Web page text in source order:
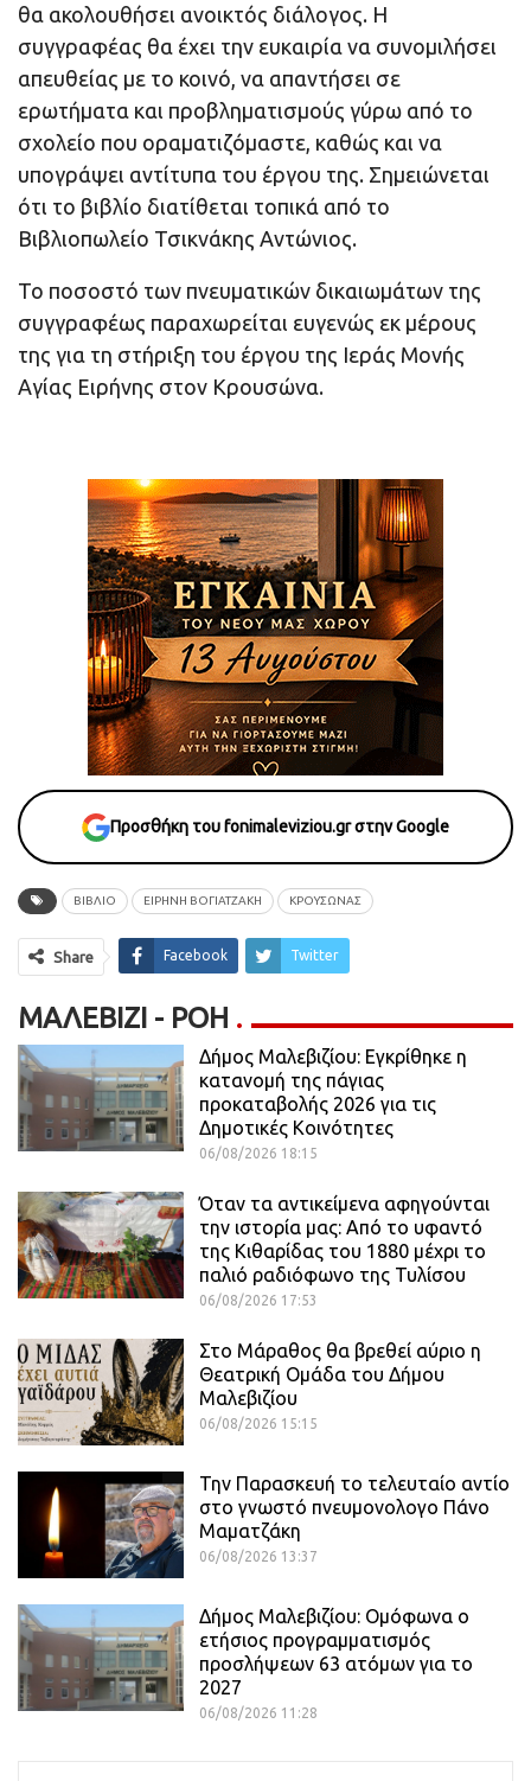
θα ακολουθήσει ανοικτός διάλογος. Η
συγγραφέας θα έχει την ευκαιρία να συνομιλήσει
απευθείας με το κοινό, να απαντήσει σε
ερωτήματα και προβληματισμούς γύρω από το
σχολείο που οραματιζόμαστε, καθώς και να
υπογράψει αντίτυπα του έργου της. Σημειώνεται
ότι το βιβλίο διατίθεται τοπικά από το
Βιβλιοπωλείο Τσικνάκης Αντώνιος.
Το ποσοστό των πνευματικών δικαιωμάτων της
συγγραφέως παραχωρείται ευγενώς εκ μέρους
της για τη στήριξη του έργου της Ιεράς Μονής
Αγίας Ειρήνης στον Κρουσώνα.
Προσθήκη του fonimaleviziou.gr στην Google
ΒΙΒΛΙΟ ΕΙΡΗΝΗ ΒΟΓΙΑΤΖΑΚΗ ΚΡΟΥΣΩΝΑΣ
Share Facebook Twitter
ΜΑΛΕΒΊΖΙ - ΡΟΗ
Δήμος Μαλεβιζίου: Εγκρίθηκε η
κατανομή της πάγιας
προκαταβολής 2026 για τις
Δημοτικές Κοινότητες
06/08/2026 18:15
Όταν τα αντικείμενα αφηγούνται
την ιστορία μας: Από το υφαντό
της Κιθαρίδας του 1880 μέχρι το
παλιό ραδιόφωνο της Τυλίσου
06/08/2026 17:53
Στο Μάραθος θα βρεθεί αύριο η
Θεατρική Ομάδα του Δήμου
Μαλεβιζίου
06/08/2026 15:15
Την Παρασκευή το τελευταίο αντίο
στο γνωστό πνευμονολογο Πάνο
Μαματζάκη
06/08/2026 13:37
Δήμος Μαλεβιζίου: Ομόφωνα ο
ετήσιος προγραμματισμός
προσλήψεων 63 ατόμων για το
2027
06/08/2026 11:28